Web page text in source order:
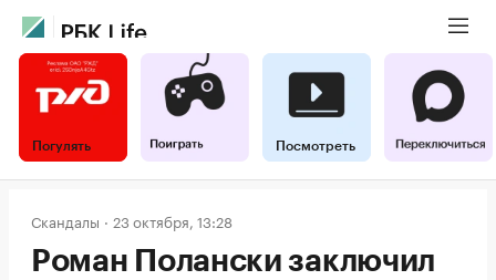
Погулять Посмотреть
Скандалы 23 октября, 13:28
Роман Полански заключил